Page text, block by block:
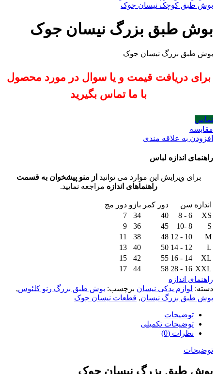
بوش طبق کوچک نیسان جوک
بوش طبق بزرگ نیسان جوک
بوش طبق بزرگ نیسان جوک
برای دریافت قیمت و یا سوال در مورد محصول
با ما تماس بگیرید
تماس
مقایسه
افزودن به علاقه مندی
راهنمای اندازه لباس
برای ویرایش این موارد می توانید از منو پیشخوان به قسمت
راهنماهای اندازه مراجعه نمایید.
اندازه سن دور کمر بازو دور مچ
XS
6 - 8
40
34
7
S
8 -10
45
36
9
M
10 - 12
48
38
11
L
12 - 14
50
40
13
XL
14 - 16
55
42
15
XXL
16 - 28
58
44
17
راهنمای اندازه
دسته: لوازم یدکی نیسان برچسب: بوش طبق بزرگ رنو کلئوس,
بوش طبق بزرگ نیسان, قطعات نیسان جوک
توضیحات
توضیحات تکمیلی
نظرات (0)
توضیحات
بوش طبق بزرگ نیسان جوک